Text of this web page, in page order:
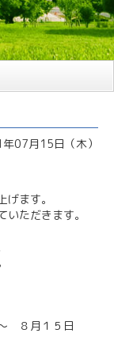
07月15日（木）
ます。
ただきます。
８月１５日